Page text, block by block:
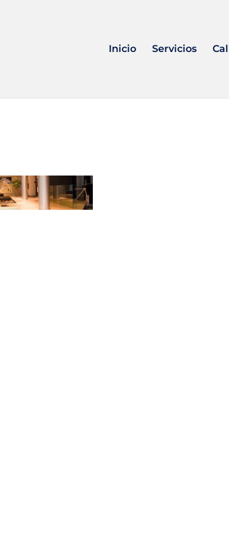
Inicio Servicios